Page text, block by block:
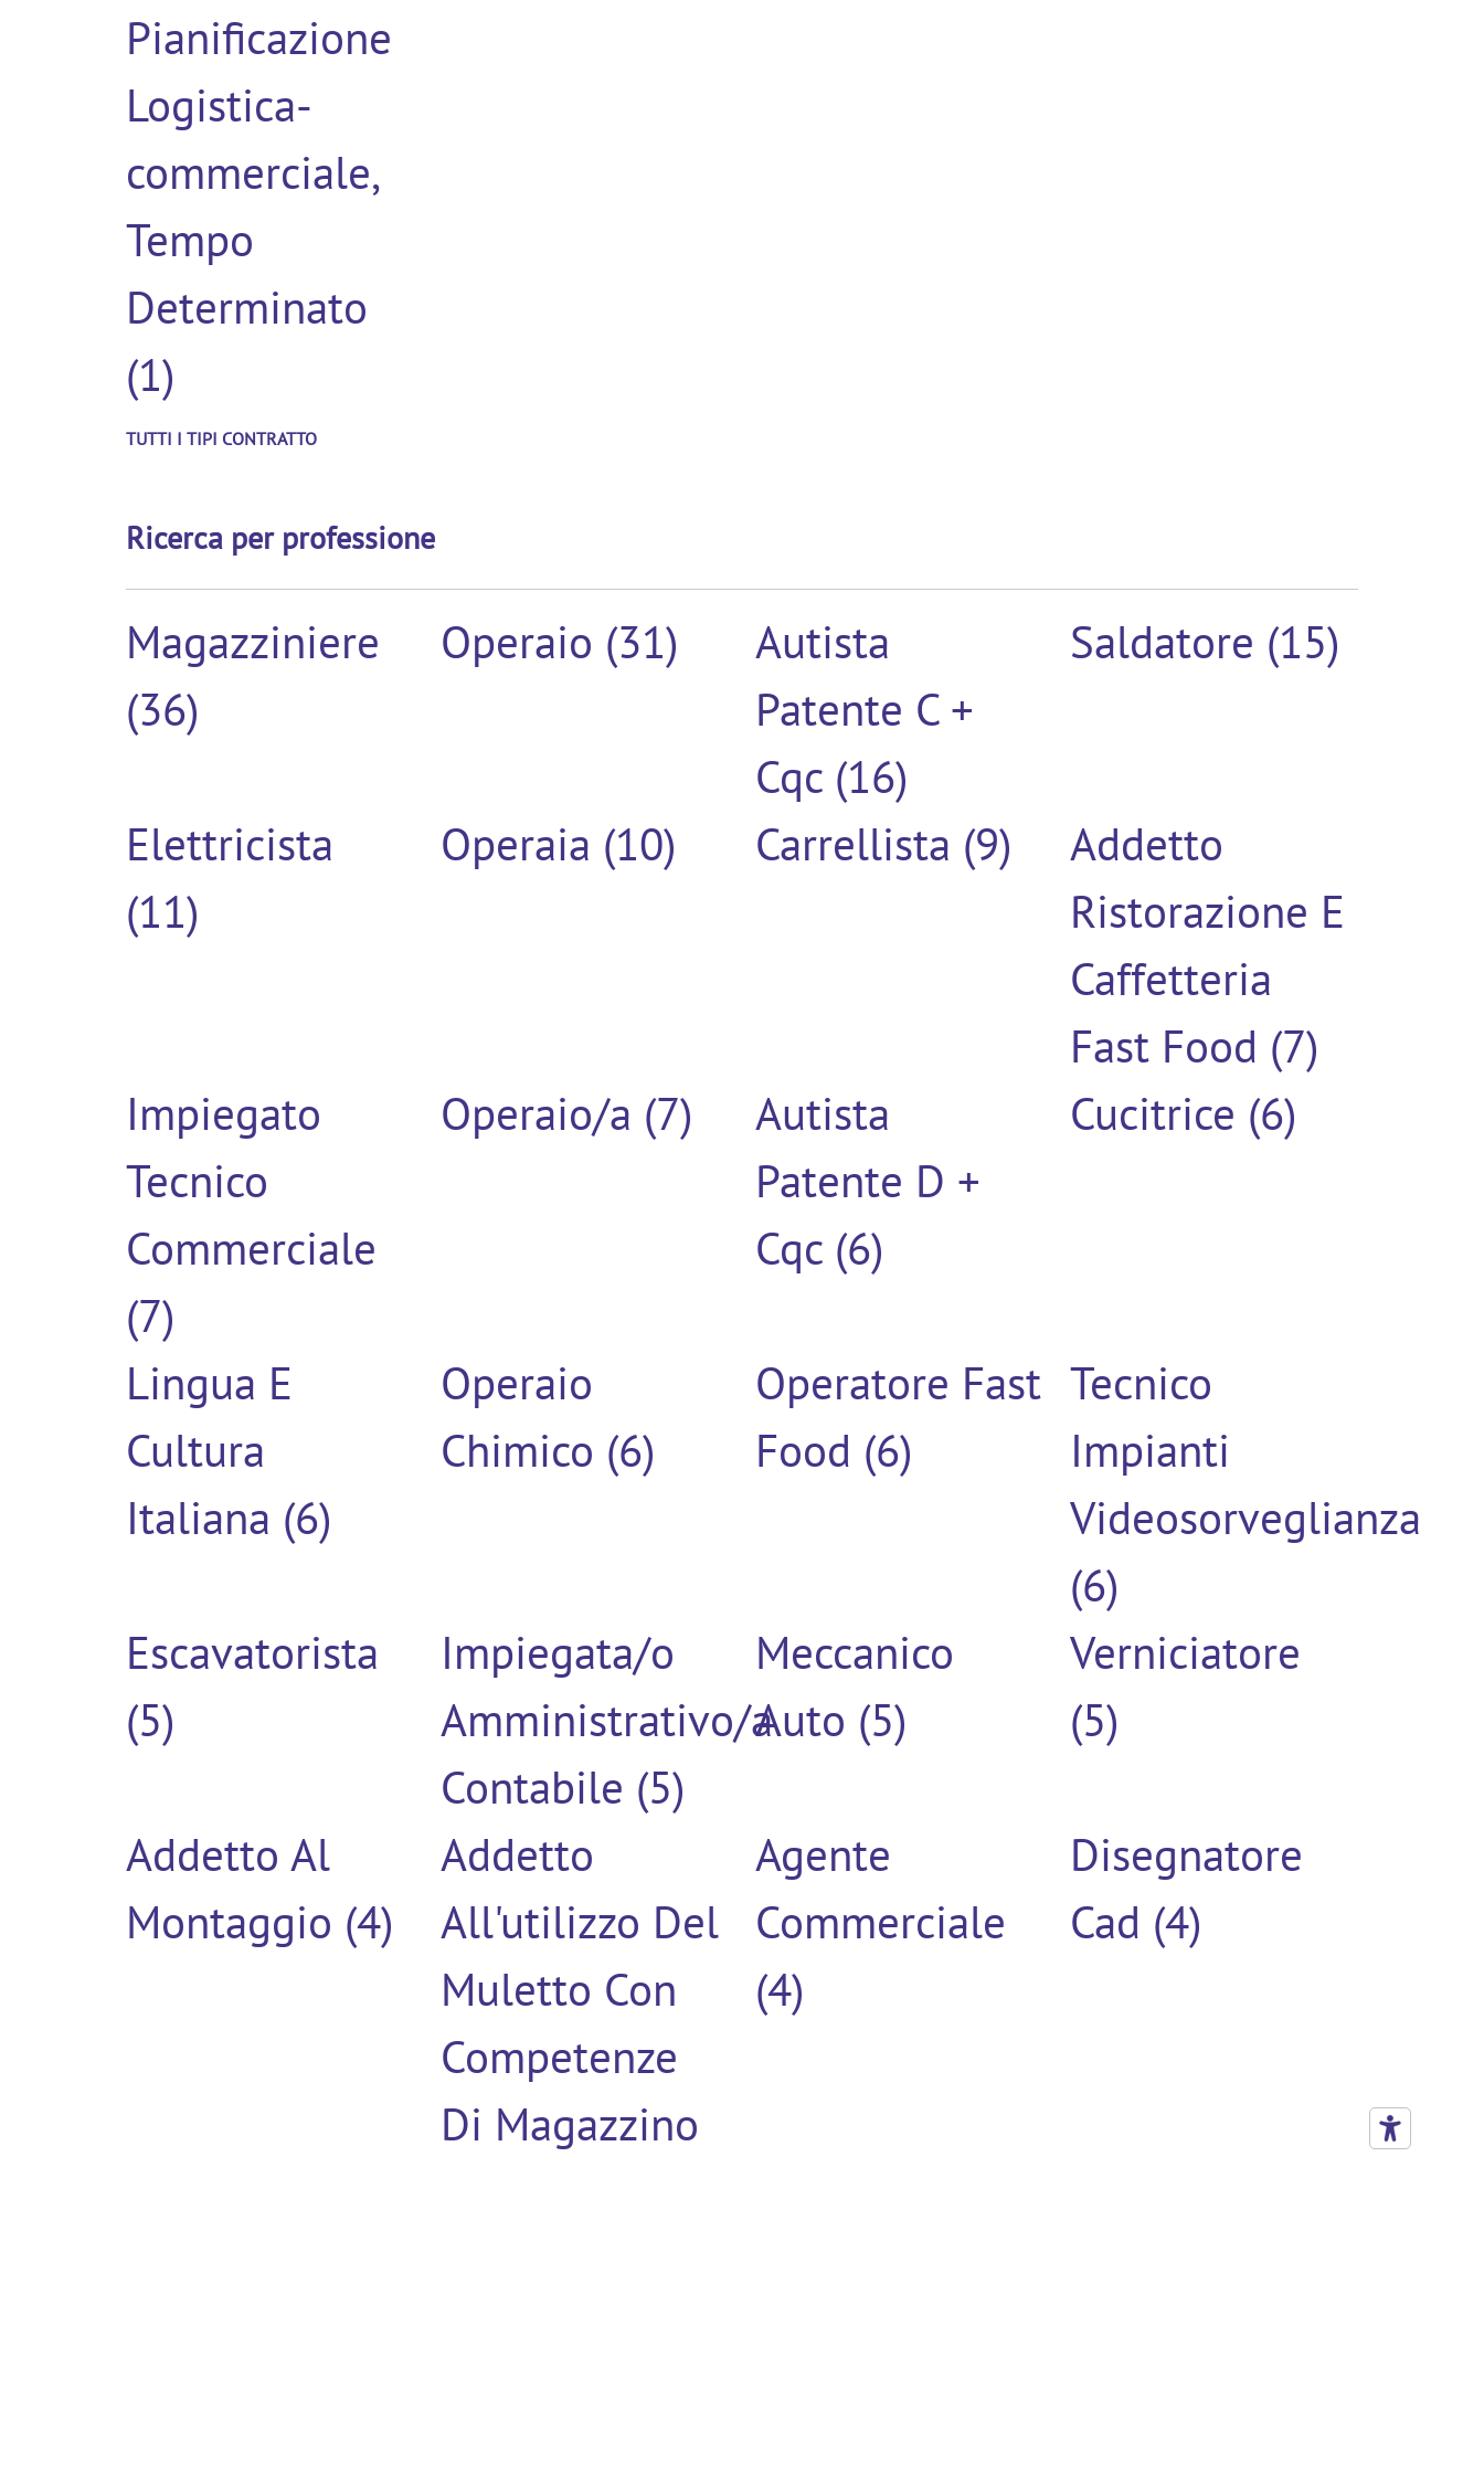
Pianificazione
Logistica-
commerciale,
Tempo
Determinato
(1)
TUTTI I TIPI CONTRATTO
Ricerca per professione
Magazziniere
(36)
Operaio (31)
Autista
Patente C +
Cqc (16)
Saldatore (15)
Elettricista
(11)
Operaia (10) Carrellista (9)
Addetto
Ristorazione E
Caffetteria
Fast Food (7)
Impiegato
Tecnico
Commerciale
(7)
Operaio/a (7)
Autista
Patente D +
Cqc (6)
Cucitrice (6)
Lingua E
Cultura
Italiana (6)
Operaio
Chimico (6)
Operatore Fast
Food (6)
Tecnico
Impianti
Videosorveglianza
(6)
Escavatorista
(5)
Impiegata/o
Amministrativo/a
Contabile (5)
Meccanico
Auto (5)
Verniciatore
(5)
Addetto Al
Montaggio (4)
Addetto
All'utilizzo Del
Muletto Con
Competenze
Di Magazzino
Agente
Commerciale
(4)
Disegnatore
Cad (4)